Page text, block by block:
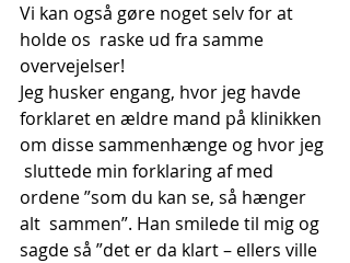
Vi kan også gøre noget selv for at
holde os  raske ud fra samme
overvejelser!
Jeg husker engang, hvor jeg havde
forklaret en ældre mand på klinikken
om disse sammenhænge og hvor jeg
sluttede min forklaring af med
ordene ”som du kan se, så hænger
alt  sammen”. Han smilede til mig og
sagde så ”det er da klart – ellers ville